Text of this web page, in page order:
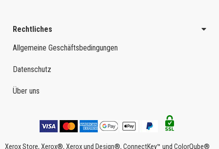
Rechtliches
Allgemeine Geschäftsbedingungen
Datenschutz
Über uns
Xerox Store, Xerox®, Xerox und Design®, ConnectKey™ und ColorQube®